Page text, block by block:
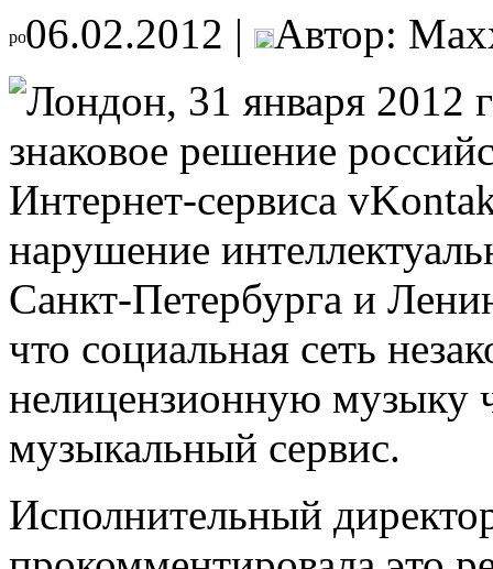
06.02.2012 |
Автор:
Лондон, 31 января 2012
знаковое решение
Интернет-сервиса
нарушение
Санкт-Петербурга и
что социальная сеть
нелицензионную музыку
музыкальный сервис.
Исполнительный